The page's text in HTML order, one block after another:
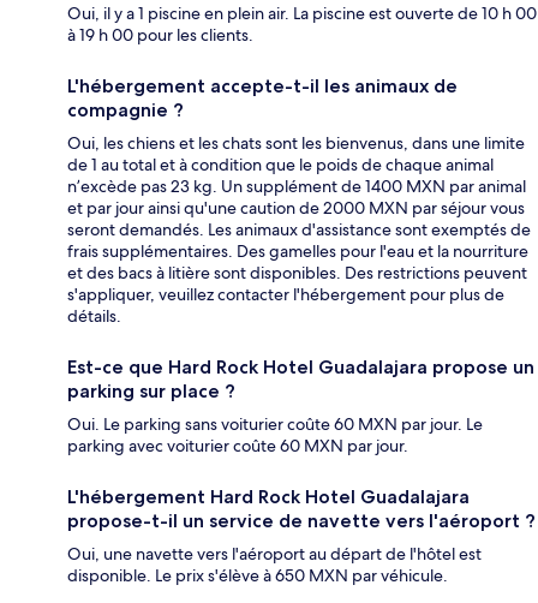
Oui, il y a 1 piscine en plein air. La piscine est ouverte de 10 h 00
à 19 h 00 pour les clients.
L'hébergement accepte-t-il les animaux de
compagnie ?
Oui, les chiens et les chats sont les bienvenus, dans une limite
de 1 au total et à condition que le poids de chaque animal
n’excède pas 23 kg. Un supplément de 1400 MXN par animal
et par jour ainsi qu'une caution de 2000 MXN par séjour vous
seront demandés. Les animaux d'assistance sont exemptés de
frais supplémentaires. Des gamelles pour l'eau et la nourriture
et des bacs à litière sont disponibles. Des restrictions peuvent
s'appliquer, veuillez contacter l'hébergement pour plus de
détails.
Est-ce que Hard Rock Hotel Guadalajara propose un
parking sur place ?
Oui. Le parking sans voiturier coûte 60 MXN par jour. Le
parking avec voiturier coûte 60 MXN par jour.
L'hébergement Hard Rock Hotel Guadalajara
propose-t-il un service de navette vers l'aéroport ?
Oui, une navette vers l'aéroport au départ de l'hôtel est
disponible. Le prix s'élève à 650 MXN par véhicule.